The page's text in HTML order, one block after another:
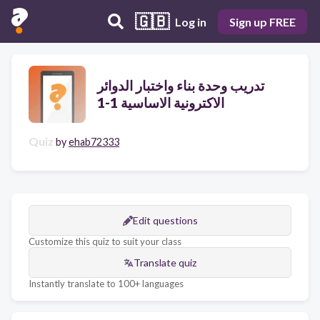
🇬🇧 Log in Sign up FREE
تدريب وحدة بناء واختبار الدوائر
الاكترونية الاساسية 1-1
Quiz byehab72333
Edit questions
Customize this quiz to suit your class
Translate quiz
Instantly translate to 100+ languages